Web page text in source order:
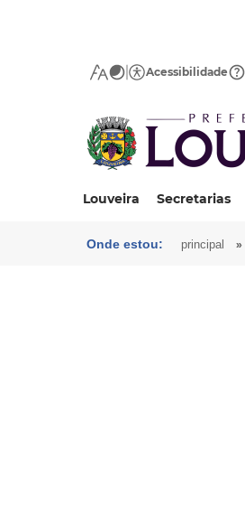
Acessibilidade
Louveira Secretarias
Onde estou: principal »